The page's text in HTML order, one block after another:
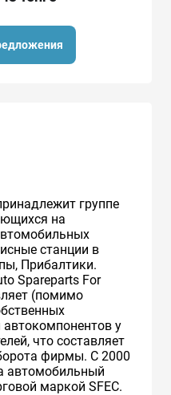
группе
на
станции в
Прибалтики.
Spareparts For
(помимо
автокомпонентов у
что составляет
фирмы. С 2000
автомобильный
маркой SFEC.